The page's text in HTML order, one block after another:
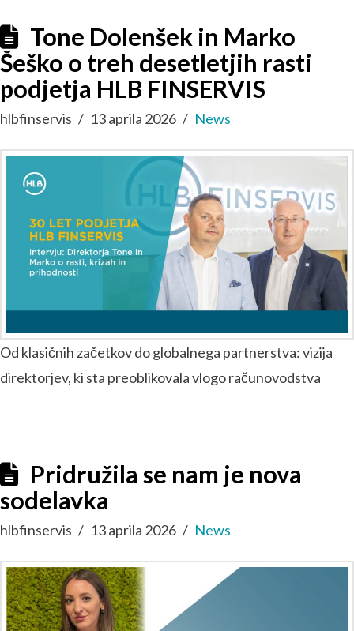
Tone Dolenšek in Marko
Šeško o treh desetletjih rasti
podjetja HLB FINSERVIS
hlbfinservis 13 aprila 2026 News
Od klasičnih začetkov do globalnega partnerstva: vizija
direktorjev, ki sta preoblikovala vlogo računovodstva
Pridružila se nam je nova
sodelavka
hlbfinservis 13 aprila 2026 News